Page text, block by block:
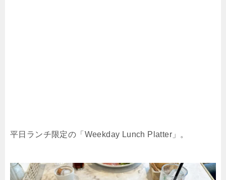
平日ランチ限定の「Weekday Lunch Platter」。